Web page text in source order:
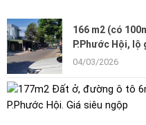
166 m2 (có
P.Phước Hội,
04/03/2026